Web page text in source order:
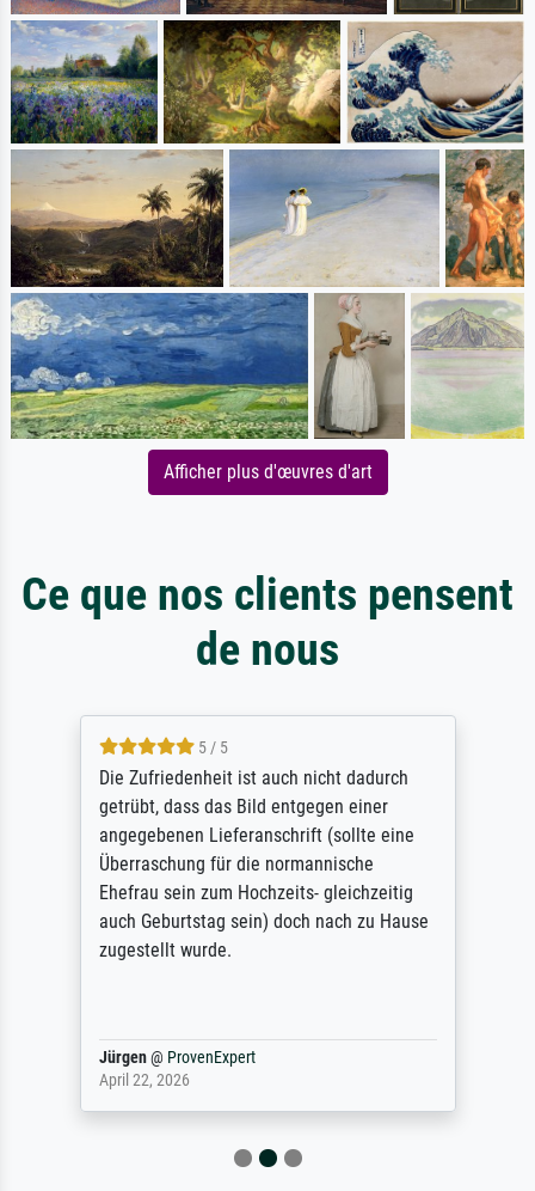
Afficher plus d'œuvres d'art
Ce que nos clients pensent
de nous
5 / 5
Die Zufriedenheit ist auch nicht dadurch
getrübt, dass das Bild entgegen einer
angegebenen Lieferanschrift (sollte eine
Überraschung für die normannische
Ehefrau sein zum Hochzeits- gleichzeitig
auch Geburtstag sein) doch nach zu Hause
zugestellt wurde.
Jürgen@ ProvenExpert
April 22, 2026